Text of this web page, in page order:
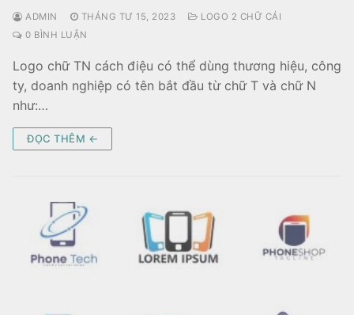
ADMIN THÁNG TƯ 15, 2023
LOGO 2 CHỮ CÁI
0 BÌNH LUẬN
Logo chữ TN cách điệu có thể dùng thương hiệu, công
ty, doanh nghiệp có tên bắt đầu từ chữ T và chữ N
như:…
ĐỌC THÊM ←